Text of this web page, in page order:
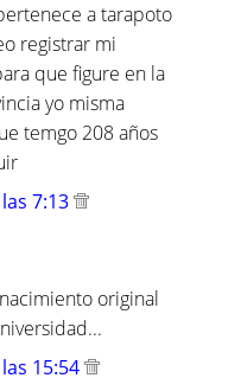
a tarapoto
registrar mi
que figure en la
yo misma
temgo 208 años
7:13
original
15:54